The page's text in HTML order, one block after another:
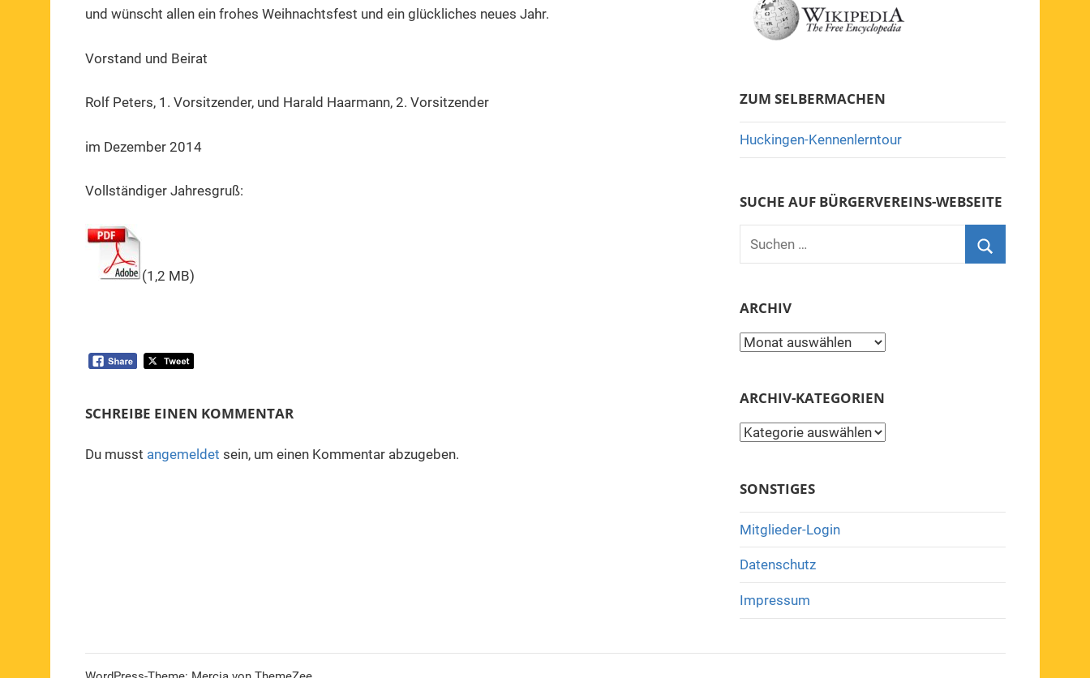
Dezember
Vorsitzender
und wünscht allen ein frohes Weihnachtsfest und ein glückliches neues Jahr.
Vorstand und Beirat
Rolf Peters, 1. Vorsitzender, und Harald Haarmann, 2. Vorsitzender
im Dezember 2014
Vollständiger Jahresgruß:
(1,2 MB)
SCHREIBE EINEN KOMMENTAR
Du musst angemeldet sein, um einen Kommentar abzugeben.
ZUM SELBERMACHEN
Huckingen-Kennenlerntour
SUCHE AUF BÜRGERVEREINS-WEBSEITE
Suchen
nach:
ARCHIV
Archiv
ARCHIV-KATEGORIEN
Archiv-
SONSTIGES
Mitglieder-Login
Datenschutz
Impressum